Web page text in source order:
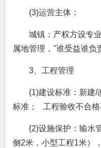
(3)运营主体：
城镇：产权方设专
属地管理，"谁受益谁负
3、工程管理
(1)建设标准：新建
标准； 工程验收不合格
(2)设施保护：输水
侧2米，小型工程1米）